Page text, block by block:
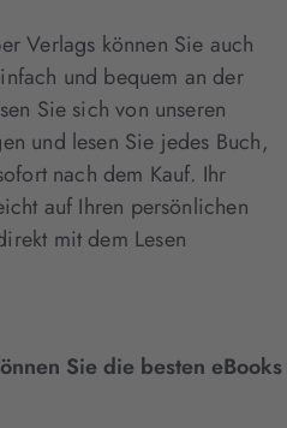
Verlags können Sie auch
und bequem an der
Sie sich von unseren
und lesen Sie jedes Buch,
nach dem Kauf. Ihr
auf Ihren persönlichen
mit dem Lesen
Sie die besten eBooks